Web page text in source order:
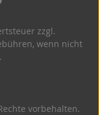
vorbehalten.
zzgl.
wenn nicht